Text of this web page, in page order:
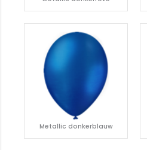
Metallic donkerblauw